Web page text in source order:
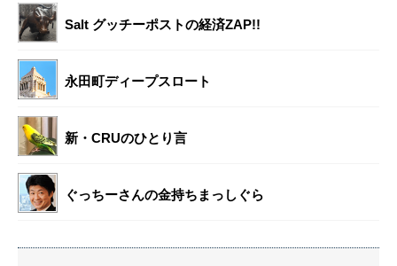
Salt グッチーポストの経済ZAP!!
永田町ディープスロート
新・CRUのひとり言
ぐっちーさんの金持ちまっしぐら